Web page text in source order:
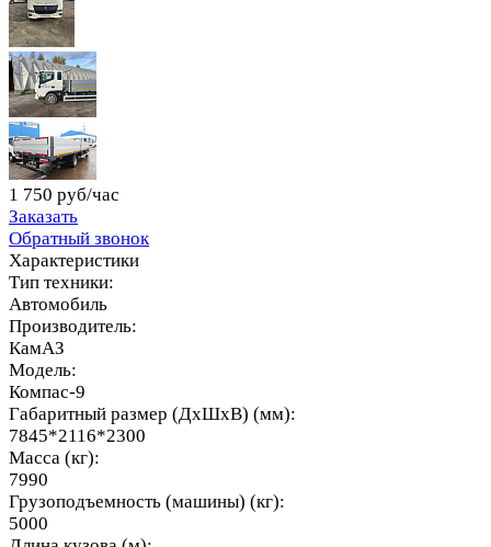
1 750 руб/час
Заказать
Обратный звонок
Характеристики
Тип техники:
Автомобиль
Производитель:
КамАЗ
Модель:
Компас-9
Габаритный размер (ДхШхВ) (мм):
7845*2116*2300
Масса (кг):
7990
Грузоподъемность (машины) (кг):
5000